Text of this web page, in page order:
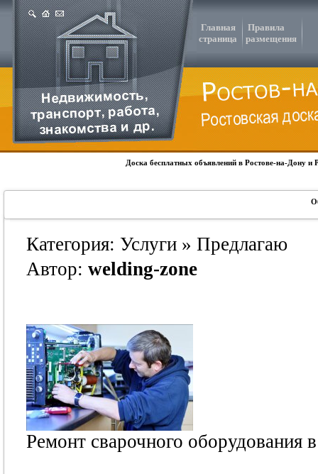
Главная
страница
Правила
размещения
Доска бесплатных объявлений в Ростове-на-Дону
Категория: Услуги » Предлагаю
Автор: welding-zone
Ремонт сварочного оборудования